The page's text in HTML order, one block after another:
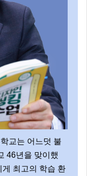
교는 어느덧 불
46년을 맞이했
최고의 학습 환